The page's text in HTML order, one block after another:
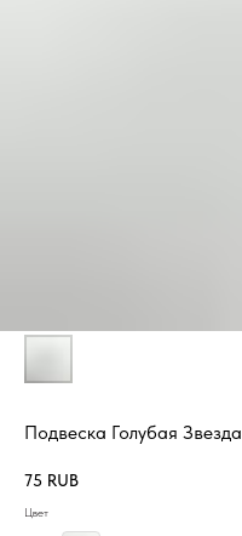
Подвеска Голубая Звезда
75 RUB
Цвет